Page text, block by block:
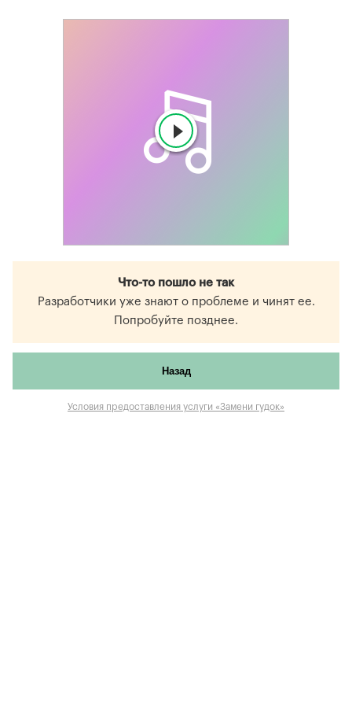
Что-то пошло не так
Разработчики уже знают о проблеме и чинят ее.
Попробуйте позднее.
Назад
Условия предоставления услуги «Замени гудок»